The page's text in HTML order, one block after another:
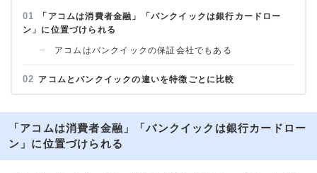
「アコムは消費者金融」「バンクイックは銀行カードロー
ン」に位置づけられる
アコムはバンクイックの保証会社でもある
アコムとバンクイックの違いを特徴ごとに比較
「アコムは消費者金融」「バンクイックは銀行カードロー
ン」に位置づけられる